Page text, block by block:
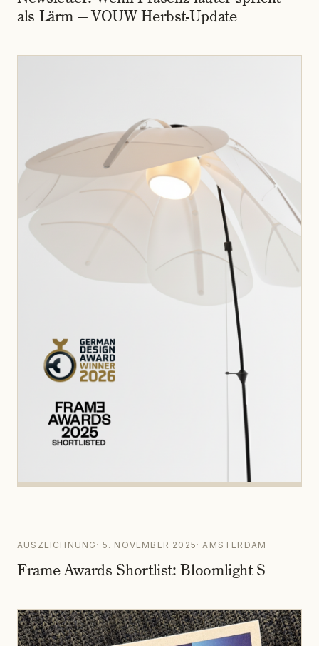
als Lärm — VOUW Herbst-Update
AUSZEICHNUNG · 5. NOVEMBER 2025 ·AMSTERDAM
Frame Awards Shortlist: Bloomlight S